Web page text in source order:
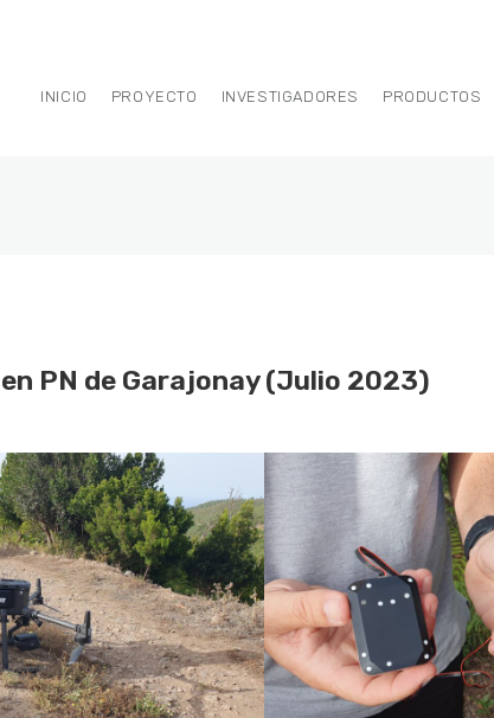
INICIO PROYECTO INVESTIGADORES PRODUCTOS
PN de Garajonay (Julio 2023)